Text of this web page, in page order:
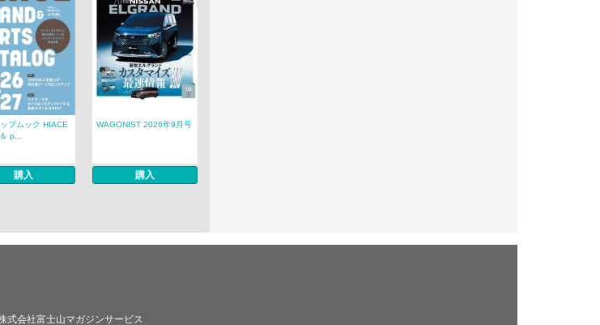
プムック HIACE
p...
購入
WAGONIST 2026年9月号
購入
式会社富士山マガジンサービス